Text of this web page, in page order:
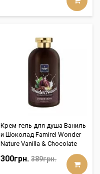
Крем-гель для душа Ваниль
и Шоколад Famirel Wonder
Nature Vanilla & Chocolate
300грн. 389грн.